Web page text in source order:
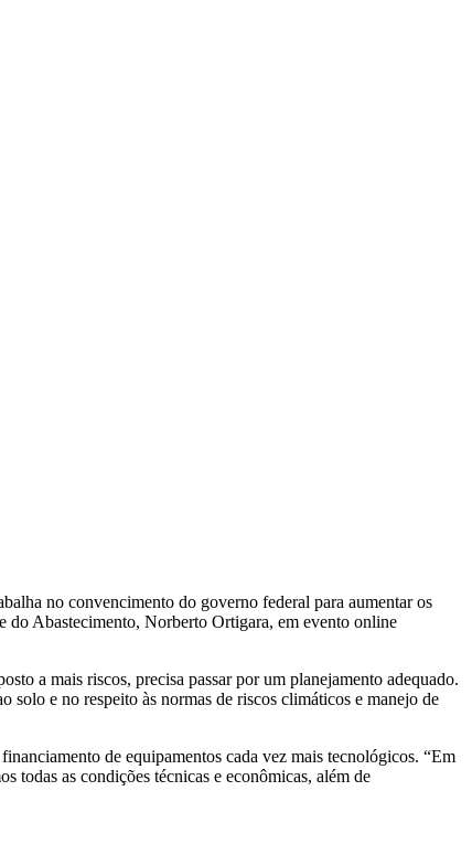
no convencimento do governo federal para aumentar os
do Abastecimento, Norberto Ortigara, em evento online
a mais riscos, precisa passar por um planejamento adequado.
solo e no respeito às normas de riscos climáticos e manejo de
de equipamentos cada vez mais tecnológicos. “Em
todas as condições técnicas e econômicas, além de